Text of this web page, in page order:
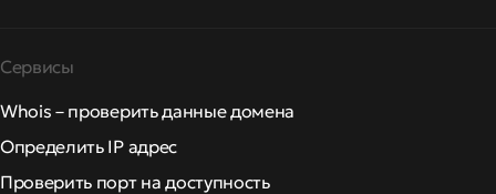
Сервисы
Whois – проверить данные домена
Определить IP адрес
Проверить порт на доступность